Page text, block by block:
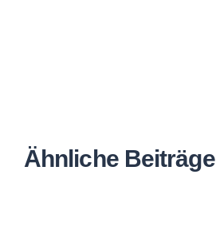
Ähnliche Beiträge